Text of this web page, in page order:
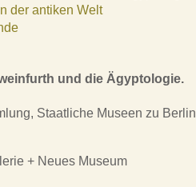
der antiken Welt
und die Ägyptologie.
Staatliche Museen zu Berlin
+ Neues Museum